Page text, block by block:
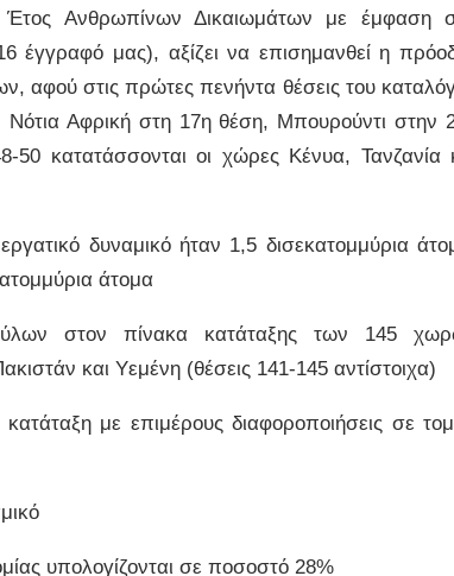
Ανθρωπίνων Δικαιωμάτων με έμφαση
έγγραφό μας), αξίζει να επισημανθεί η
αφού στις πρώτες πενήντα θέσεις του
Νότια Αφρική στη 17η θέση, Μπουρούντι στην
κατατάσσονται οι χώρες Κένυα, Τανζανία
δυναμικό ήταν 1,5 δισεκατομμύρια
άτομα
στον πίνακα κατάταξης των 145
και Υεμένη (θέσεις 141-145 αντίστοιχα)
με επιμέρους διαφοροποιήσεις σε
υπολογίζονται σε ποσοστό 28%